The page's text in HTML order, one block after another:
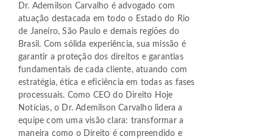
Dr. Ademilson Carvalho é advogado com
atuação destacada em todo o Estado do Rio
de Janeiro, São Paulo e demais regiões do
Brasil. Com sólida experiência, sua missão é
garantir a proteção dos direitos e garantias
fundamentais de cada cliente, atuando com
estratégia, ética e eficiência em todas as fases
processuais. Como CEO do Direito Hoje
Notícias, o Dr. Ademilson Carvalho lidera a
equipe com uma visão clara: transformar a
maneira como o Direito é compreendido e